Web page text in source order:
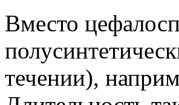
Вместо
течении),